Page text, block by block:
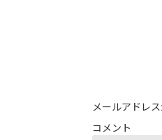
メールアドレ
コメント